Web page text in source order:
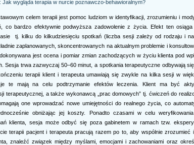
wygląda terapia w nurcie poznawczo-behawioralnym?
celem terapii jest pomoc ludziom w identyfikacji, zrozumieniu i
co bardzo efektywnie podwyższa zadowolenie z życia. Efekt ten
tj. kilku do kilkudziesięciu spotkań (liczba sesji zależy od rodzaju i
zaplanowanych, skoncentrowanych na aktualnym problemie i
jest ocena i pomiar zmian zachodzących w życiu klienta pod
Sesja trwa zazwyczaj 50–60 minut, a spotkania terapeutyczne odbywają
terapii klient i terapeuta umawiają się zwykle na kilka sesji w
te mają na celu podtrzymanie efektów leczenia. Klient ma być
terapeutycznej, a także wykonawcą „prac domowych” tj. ćwiczeń do
one wprowadzać nowe umiejętności do realnego życia, co
obniżając jej koszty. Ponadto czasami w celu
klienta, sesja może odbyć się poza gabinetem w ramach tzw.
terapii pacjent i terapeuta pracują razem po to, aby wspólnie zrozumieć
znaleźć związek między myślami, emocjami i zachowaniami oraz